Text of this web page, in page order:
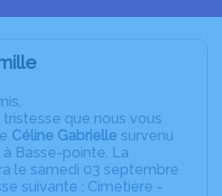
que nous vous
Céline Gabrielle survenu
à Basse-pointe. La
le samedi 03 septembre
suivante : Cimetière -